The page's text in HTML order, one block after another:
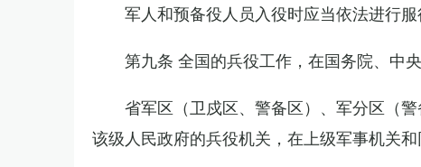
军人和预备役人员入役时应当依法进行服
第九条 全国的兵役工作，在国务院、中
省军区（卫戍区、警备区）、军分区（
该级人民政府的兵役机关，在上级军事机关